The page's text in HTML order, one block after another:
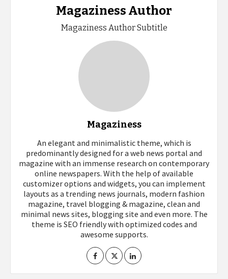
Magaziness Author
Magaziness Author Subtitle
Magaziness
An elegant and minimalistic theme, which is
predominantly designed for a web news portal and
magazine with an immense research on contemporary
online newspapers. With the help of available
customizer options and widgets, you can implement
layouts as a trending news journals, modern fashion
magazine, travel blogging & magazine, clean and
minimal news sites, blogging site and even more. The
theme is SEO friendly with optimized codes and
awesome supports.